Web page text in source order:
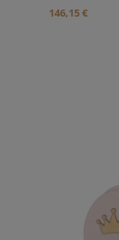
146,15 €